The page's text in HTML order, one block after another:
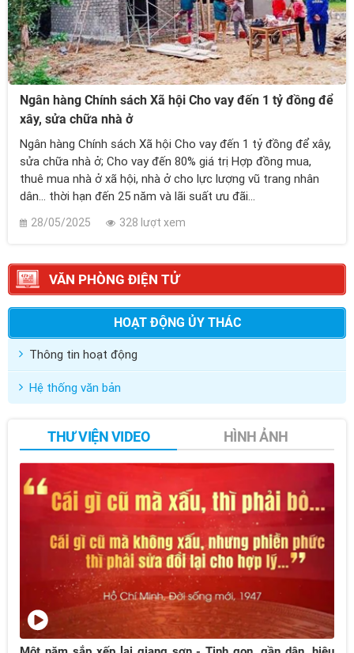
Ngân hàng Chính sách Xã hội Cho vay đến 1 tỷ đồng để
xây, sửa chữa nhà ở
Ngân hàng Chính sách Xã hội Cho vay đến 1 tỷ đồng để xây,
sửa chữa nhà ở; Cho vay đến 80% giá trị Hợp đồng mua,
thuê mua nhà ở xã hội, nhà ở cho lực lượng vũ trang nhân
dân... thời hạn đến 25 năm và lãi suất ưu đãi...
28/05/2025 328 lượt xem
VĂN PHÒNG ĐIỆN TỬ
HOẠT ĐỘNG ỦY THÁC
Thông tin hoạt động
Hệ thống văn bản
THƯ VIỆN VIDEO HÌNH ẢNH